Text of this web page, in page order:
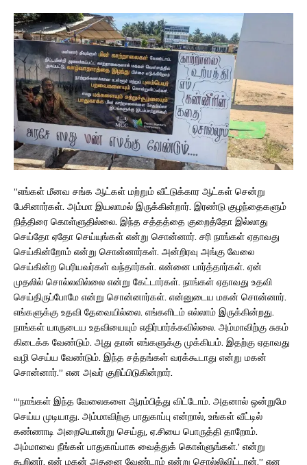
”எங்கள் மீனவ சங்க ஆட்கள் மற்றும் வீட்டுக்கார ஆட்கள் சென்று
பேசினார்கள். அம்மா இயலாமல் இருக்கின்றார். இரண்டு குழந்தைகளும்
நித்திரை கொள்ளுதில்லை. இந்த சத்தத்தை குறைத்தோ இல்லாது
செய்தோ ஏதோ செய்யுங்கள் என்று சொன்னார். சரி நாங்கள் ஏதாவது
செய்கின்றோம் என்று சொன்னார்கள். அன்றிரவு அங்கு வேலை
செய்கின்ற பெரியவர்கள் வந்தார்கள். என்னை பார்த்தார்கள். ஏன்
முதலில் சொல்லவில்லை என்று கேட்டார்கள். நாங்கள் ஏதாவது உதவி
செய்திருப்போமே என்று சொன்னார்கள். என்னுடைய மகன் சொன்னார்.
எங்களுக்கு உதவி தேவையில்லை. எங்களிடம் எல்லாம் இருக்கின்றது.
நாங்கள் யாருடைய உதவியையும் எதிர்பார்க்கவில்லை. அம்மாவிற்கு சுகம்
கிடைக்க வேண்டும். அது தான் எங்களுக்கு முக்கியம். இதற்கு ஏதாவது
வழி செய்ய வேண்டும். இந்த சத்தங்கள் வரக்கூடாது என்று மகன்
சொன்னார்.” என அவர் குறிப்பிடுகின்றார்.
“‘நாங்கள் இந்த வேலைகளை ஆரம்பித்து விட்டோம். அதனால் ஒன்றுமே
செய்ய முடியாது. அம்மாவிற்கு பாதுகாப்பு என்றால், உங்கள் வீட்டில்
கண்ணாடி அறையொன்று செய்து, ஏ.சியை பொருத்தி தாறோம்.
அம்மாவை நீங்கள் பாதுகாப்பாக வைத்துக் கொள்ளுங்கள்.’ என்று
கூறினர். என் மகன் அதனை வேண்டாம் என்று சொல்லிவிட்டான்.” என